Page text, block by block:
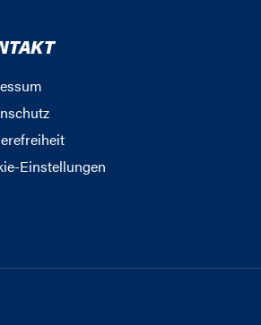
Einstellungen